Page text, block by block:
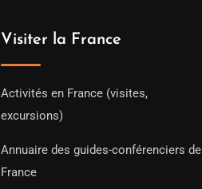
Visiter la France
Activités en France (visites,
excursions)
Annuaire des guides-conférenciers de
France